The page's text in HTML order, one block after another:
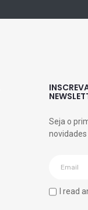
Seja o
I read